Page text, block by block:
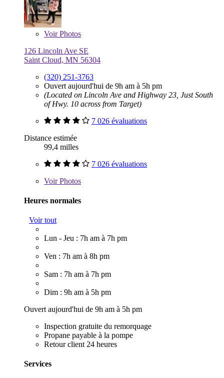
VoirPhotos
126 Lincoln Ave SE
Saint Cloud, MN 56304
(320) 251-3763
Ouvert aujourd'hui de 9h am à 5h pm
(Located on Lincoln Ave and Highway 23, Just South
of Hwy. 10 across from Target)
7 026 évaluations
Distance estimée
99,4 milles
7 026 évaluations
VoirPhotos
Heures normales
Voir tout
Lun - Jeu : 7h am à 7h pm
Ven : 7h am à 8h pm
Sam : 7h am à 7h pm
Dim : 9h am à 5h pm
Ouvert aujourd'hui de 9h am à 5h pm
Inspection gratuite du remorquage
Propane payable à la pompe
Retour client 24 heures
Services